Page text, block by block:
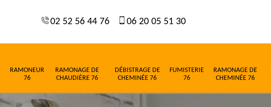
02 52 56 44 76 06 20 05 51 30
RAMONEUR
76
RAMONAGE DE
CHAUDIÈRE 76
DÉBISTRAGE DE
CHEMINÉE 76
FUMISTERIE
76
RAMONAGE DE
CHEMINÉE 76